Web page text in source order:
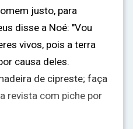
justo, para
disse a Noé: "Vou
vivos, pois a terra
causa deles.
de cipreste; faça
revista com piche por